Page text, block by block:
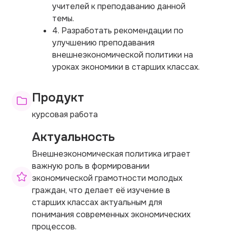
учителей к преподаванию данной
темы.
4. Разработать рекомендации по
улучшению преподавания
внешнеэкономической политики на
уроках экономики в старших классах.
Продукт
курсовая работа
Актуальность
Внешнеэкономическая политика играет
важную роль в формировании
экономической грамотности молодых
граждан, что делает её изучение в
старших классах актуальным для
понимания современных экономических
процессов.